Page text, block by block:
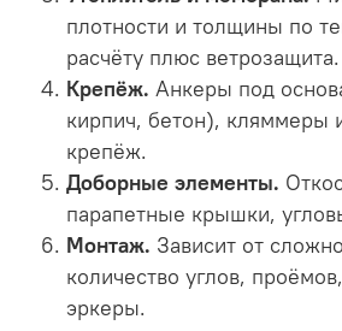
плотности и толщины по
расчёту плюс ветрозащита.
Крепёж. Анкеры под
кирпич, бетон), кляммеры
крепёж.
Доборные элементы.
парапетные крышки,
Монтаж. Зависит от
количество углов,
эркеры.